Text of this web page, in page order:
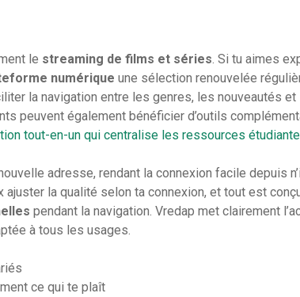
le streaming de films et séries . Si tu aimes
numérique une sélection renouvelée
la navigation entre les genres, les nouveautés et
peuvent également bénéficier d’outils
tout-en-un qui centralise les ressources
adresse, rendant la connexion facile depuis
la qualité selon ta connexion, et tout est
pendant la navigation. Vredap met clairement
à tous les usages.
ce qui te plaît